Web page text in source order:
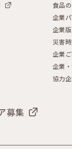
食品
企業
企業
災害
企業
企業
協力
募集